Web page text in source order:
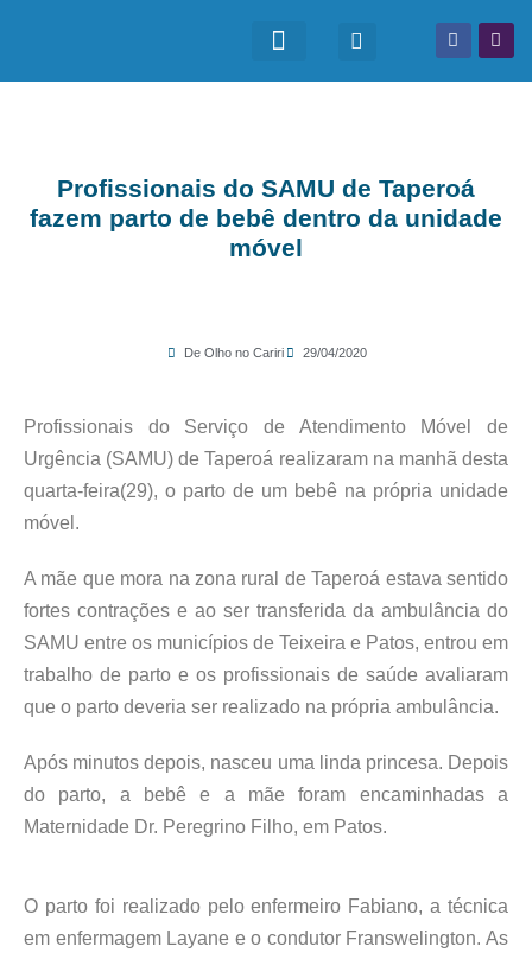
Profissionais do SAMU de Taperoá
fazem parto de bebê dentro da unidade
móvel
De Olho no Cariri 29/04/2020
Profissionais do Serviço de Atendimento Móvel de
Urgência (SAMU) de Taperoá realizaram na manhã desta
quarta-feira(29), o parto de um bebê na própria unidade
móvel.
A mãe que mora na zona rural de Taperoá estava sentido
fortes contrações e ao ser transferida da ambulância do
SAMU entre os municípios de Teixeira e Patos, entrou em
trabalho de parto e os profissionais de saúde avaliaram
que o parto deveria ser realizado na própria ambulância.
Após minutos depois, nasceu uma linda princesa. Depois
do parto, a bebê e a mãe foram encaminhadas a
Maternidade Dr. Peregrino Filho, em Patos.
O parto foi realizado pelo enfermeiro Fabiano, a técnica
em enfermagem Layane e o condutor Franswelington. As